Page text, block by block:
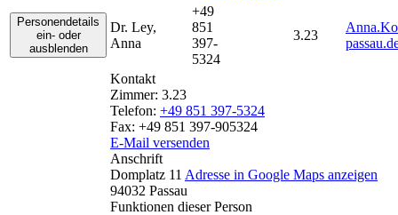
Personendetails
ein- oder
ausblenden
Dr. Ley,
Anna
+49
851
397-
5324
3.23
Kontakt
Zimmer: 3.23
Telefon: +49 851 397-5324
Fax: +49 851 397-905324
E-Mail versenden
Anschrift
Domplatz 11 Adresse in Google Maps anzeigen
94032 Passau
Funktionen dieser Person